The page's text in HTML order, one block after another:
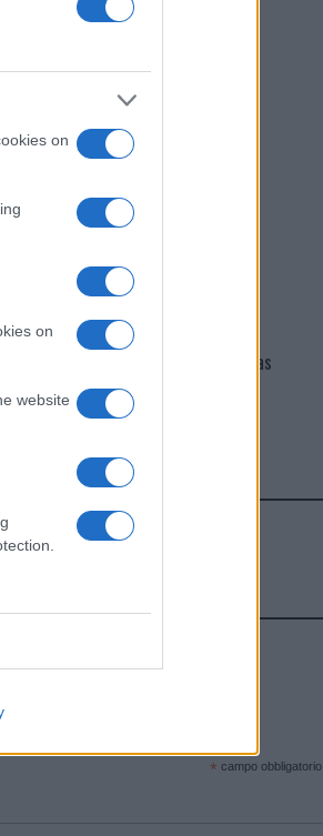
on
on
website
I nostri cari
I nostri cari
Giovannimaria Cabras
pubblicate sul sito web!
* campo obbligatorio